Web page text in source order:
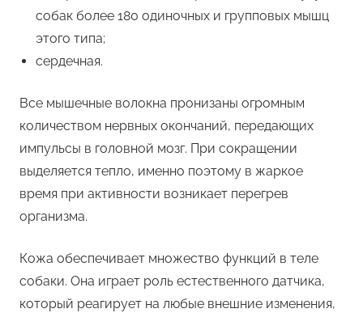
собак более 180 одиночных и групповых мышц
этого типа;
сердечная.
Все мышечные волокна пронизаны огромным
количеством нервных окончаний, передающих
импульсы в головной мозг. При сокращении
выделяется тепло, именно поэтому в жаркое
время при активности возникает перегрев
организма.
Кожа обеспечивает множество функций в теле
собаки. Она играет роль естественного датчика,
который реагирует на любые внешние изменения,